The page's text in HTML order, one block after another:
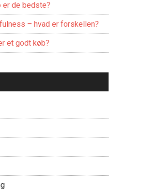
er de bedste?
– hvad er forskellen?
et godt køb?